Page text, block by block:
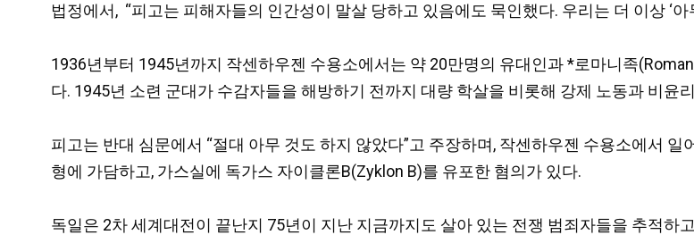
법정에서, “피고는 피해자들의 인간성이 말살 당하고 있음에도 묵인했다. 우리는 더 이상 ‘
1936년부터 1945년까지 작센하우젠 수용소에서는 약 20만명의 유대인과 *로마니족
다. 1945년 소련 군대가 수감자들을 해방하기 전까지 대량 학살을 비롯해 강제 노동과 비윤
피고는 반대 심문에서 “절대 아무 것도 하지 않았다”고 주장하며, 작센하우젠 수용소에서
형에 가담하고, 가스실에 독가스 자이클론B(Zyklon B)를 유포한 혐의가 있다.
독일은 2차 세계대전이 끝난지 75년이 지난 지금까지도 살아 있는 전쟁 범죄자들을 추적하